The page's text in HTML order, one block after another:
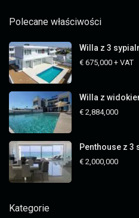
Polecane właściwości
Willa z 3
€ 675,000+ VAT
Willa z
€ 2,884,000
Penthouse z 3
€ 2,000,000
Kategorie